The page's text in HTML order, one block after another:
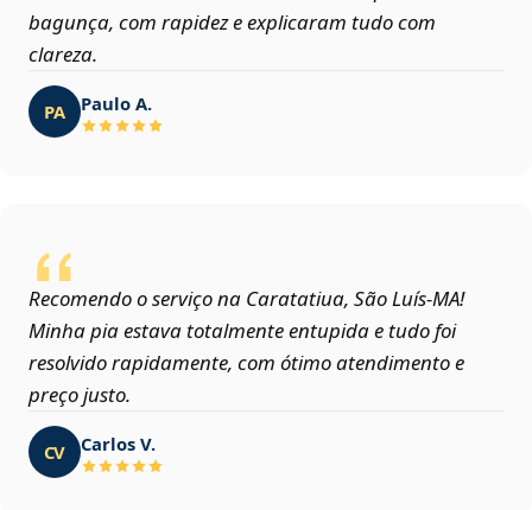
bagunça, com rapidez e explicaram tudo com
clareza.
PA Paulo A.
Recomendo o serviço na Caratatiua, São Luís‑MA!
Minha pia estava totalmente entupida e tudo foi
resolvido rapidamente, com ótimo atendimento e
preço justo.
CV Carlos V.